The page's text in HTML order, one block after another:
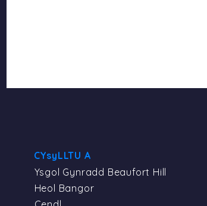
CYsyLLTU A
Ysgol Gynradd Beaufort Hill
Heol Bangor